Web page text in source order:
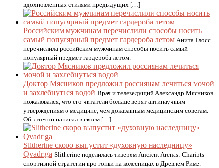
вдохновленных стилями предыдущих […]
Российским мужчинам перечислили способы носить
самый популярный предмет гардероба летом Анита Глосс
перечислила российским мужчинам способы носить самый
популярный предмет гардероба летом.
Доктор Мясников предложил россиянам лечиться мочой
и захлебнуться водой Врач и телеведущий Александр Мясников
пожаловался, что его читатели больше верят антинаучным
утверждениям о медицине, чем доказанным медицинским советам.
Об этом он написал в своем […]
Slitherine скоро выпустит «духовную наследницу»
Qvadriga Slitherine поделилась тизером Ancient Arenas: Chariots —
спортивной стратегии про гонки на колесницах в Древнем Риме.